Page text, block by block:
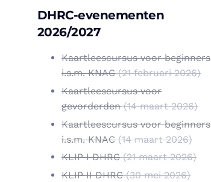
DHRC-evenementen
2026/2027
Kaartleescursus voor beginners
i.s.m. KNAC(21 februari 2026)
Kaartleescursus voor
gevorderden(14 maart 2026)
Kaartleescursus voor beginners
i.s.m. KNAC(14 maart 2026)
KLIP I DHRC(21 maart 2026)
KLIP II DHRC(30 mei 2026)